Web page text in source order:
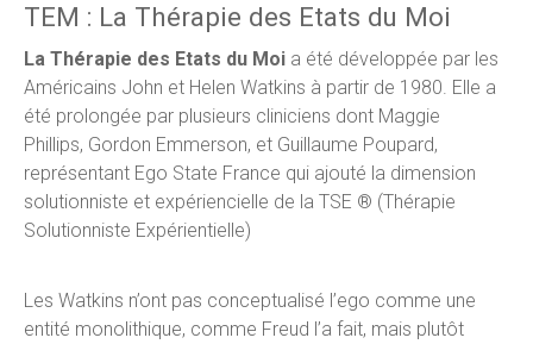
TEM : La Thérapie des Etats du Moi
La Thérapie des Etats du Moi a été développée par les
Américains John et Helen Watkins à partir de 1980. Elle a
été prolongée par plusieurs cliniciens dont Maggie
Phillips, Gordon Emmerson, et Guillaume Poupard,
représentant Ego State France qui ajouté la dimension
solutionniste et expériencielle de la TSE ® (Thérapie
Solutionniste Expérientielle)
Les Watkins n’ont pas conceptualisé l’ego comme une
entité monolithique, comme Freud l’a fait, mais plutôt